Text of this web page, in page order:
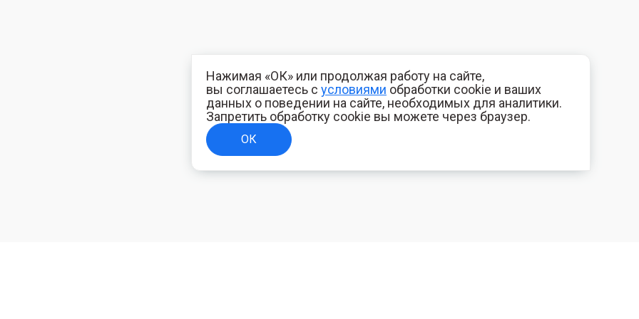
Нажимая «ОК» или продолжая работу на сайте,
вы соглашаетесь с условиями обработки cookie и ваших
данных о поведении на сайте, необходимых для аналитики.
Запретить обработку cookie вы можете через браузер.
ОК